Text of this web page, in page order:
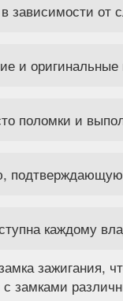
зависимости от
и
поломки и
каждому
зажигания,